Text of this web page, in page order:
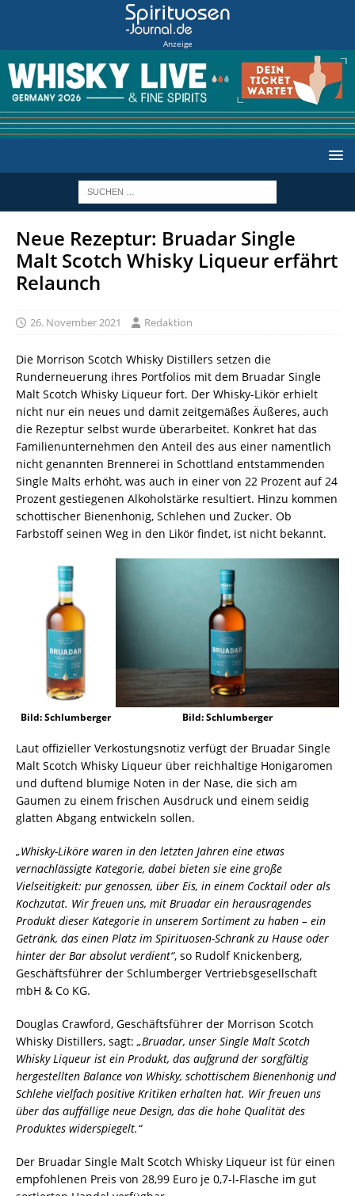
Anzeige
Neue Rezeptur: Bruadar Single
Malt Scotch Whisky Liqueur erfährt
Relaunch
26. November 2021 Redaktion
Die Morrison Scotch Whisky Distillers setzen die
Runderneuerung ihres Portfolios mit dem Bruadar Single
Malt Scotch Whisky Liqueur fort. Der Whisky-Likör erhielt
nicht nur ein neues und damit zeitgemäßes Äußeres, auch
die Rezeptur selbst wurde überarbeitet. Konkret hat das
Familienunternehmen den Anteil des aus einer namentlich
nicht genannten Brennerei in Schottland entstammenden
Single Malts erhöht, was auch in einer von 22 Prozent auf 24
Prozent gestiegenen Alkoholstärke resultiert. Hinzu kommen
schottischer Bienenhonig, Schlehen und Zucker. Ob
Farbstoff seinen Weg in den Likör findet, ist nicht bekannt.
Bild: Schlumberger Bild: Schlumberger
Laut offizieller Verkostungsnotiz verfügt der Bruadar Single
Malt Scotch Whisky Liqueur über reichhaltige Honigaromen
und duftend blumige Noten in der Nase, die sich am
Gaumen zu einem frischen Ausdruck und einem seidig
glatten Abgang entwickeln sollen.
„Whisky-Liköre waren in den letzten Jahren eine etwas
vernachlässigte Kategorie, dabei bieten sie eine große
Vielseitigkeit: pur genossen, über Eis, in einem Cocktail oder als
Kochzutat. Wir freuen uns, mit Bruadar ein herausragendes
Produkt dieser Kategorie in unserem Sortiment zu haben – ein
Getränk, das einen Platz im Spirituosen-Schrank zu Hause oder
hinter der Bar absolut verdient“, so Rudolf Knickenberg,
Geschäftsführer der Schlumberger Vertriebsgesellschaft
mbH & Co KG.
Douglas Crawford, Geschäftsführer der Morrison Scotch
Whisky Distillers, sagt: „Bruadar, unser Single Malt Scotch
Whisky Liqueur ist ein Produkt, das aufgrund der sorgfältig
hergestellten Balance von Whisky, schottischem Bienenhonig und
Schlehe vielfach positive Kritiken erhalten hat. Wir freuen uns
über das auffällige neue Design, das die hohe Qualität des
Produktes widerspiegelt.“
Der Bruadar Single Malt Scotch Whisky Liqueur ist für einen
empfohlenen Preis von 28,99 Euro je 0,7-l-Flasche im gut